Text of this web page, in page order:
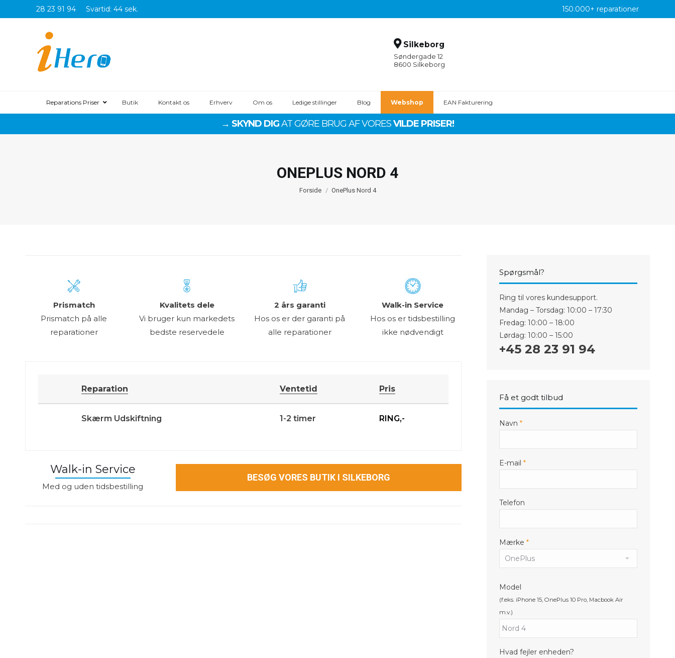
28 23 91 94 Svartid: 44 sek. 150.000+ reparationer
Silkeborg
Søndergade 12
8600 Silkeborg
Reparations Priser
OnePlus 7
OnePlus 6T
Oneplus 3
OnePlus 2
OnePlus Nord 3
OnePlus Nord 2T
Butik Kontakt os Erhverv Om os Ledige stillinger Blog Webshop EAN Fakturering
ONEPLUS NORD 4
Du er her:
Forside OnePlus Nord 4
→ SKYND DIGAT GØRE BRUG AF VORESVILDE PRISER!
Prismatch
Prismatch på alle
reparationer
Kvalitets dele
Vi bruger kun markedets
bedste reservedele
2 års garanti
Hos os er der garanti på
alle reparationer
Walk-in Service
Hos os er tidsbestilling
ikke nødvendigt
Reparation Ventetid Pris
Skærm Udskiftning 1-2 timer RING,-
Walk-in Service
Med og uden tidsbestilling
BESØG VORES BUTIK I SILKEBORG
Spørgsmål?
Ring til vores kundesupport.
Mandag – Torsdag: 10:00 – 17:30
Fredag: 10:00 – 18:00
Lørdag: 10:00 – 15:00
+45 28 23 91 94
Få et godt tilbud
Navn *
E-mail *
Telefon
Mærke *
Model
(f.eks. iPhone 15, OnePlus 10 Pro, Macbook Air
m.v.)
Hvad fejler enheden?